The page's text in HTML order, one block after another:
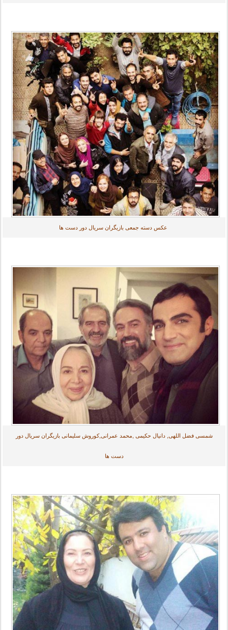
عکس دسته جمعی بازیگران سریال دور دست ها
شمسی فضل اللهی, دانیال حکیمی ,محمد عمرانی,کوروش سلیمانی بازیگران سریال دور
دست ها